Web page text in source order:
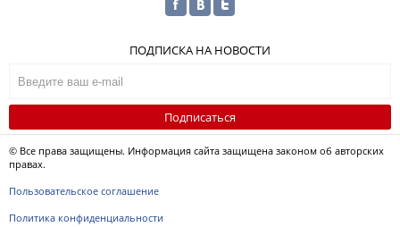
ПОДПИСКА НА НОВОСТИ
Подписаться
© Все права защищены. Информация сайта защищена законом об авторских
правах.
Пользовательское соглашение
Политика конфиденциальности